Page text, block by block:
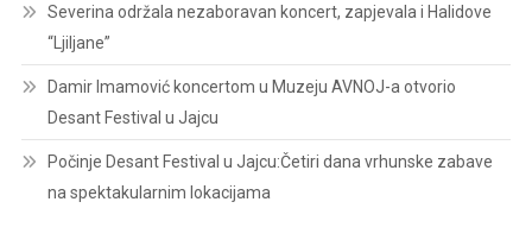
Severina održala nezaboravan koncert, zapjevala i Halidove
“Ljiljane”
Damir Imamović koncertom u Muzeju AVNOJ-a otvorio
Desant Festival u Jajcu
Počinje Desant Festival u Jajcu:Četiri dana vrhunske zabave
na spektakularnim lokacijama